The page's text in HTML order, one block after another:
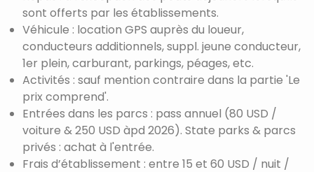
sont offerts par les établissements.
Véhicule : location GPS auprès du loueur,
conducteurs additionnels, suppl. jeune conducteur,
1er plein, carburant, parkings, péages, etc.
Activités : sauf mention contraire dans la partie 'Le
prix comprend'.
Entrées dans les parcs : pass annuel (80 USD /
voiture & 250 USD àpd 2026). State parks & parcs
privés : achat à l'entrée.
Frais d’établissement : entre 15 et 60 USD / nuit /